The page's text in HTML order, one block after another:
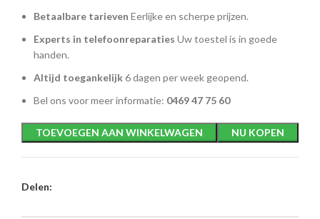
Betaalbare tarieven Eerlijke en scherpe prijzen.
Experts in telefoonreparaties Uw toestel is in goede
handen.
Altijd toegankelijk6 dagen per week geopend.
Bel ons voor meer informatie: 0469 47 75 60
TOEVOEGEN AAN WINKELWAGEN NU KOPEN
Delen: